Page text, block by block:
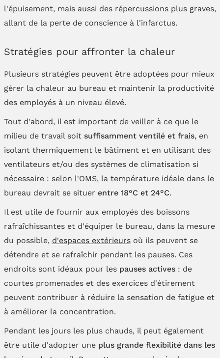
l'épuisement, mais aussi des répercussions plus graves,
allant de la perte de conscience à l'infarctus.
Stratégies pour affronter la chaleur
Plusieurs stratégies peuvent être adoptées pour mieux
gérer la chaleur au bureau et maintenir la productivité
des employés à un niveau élevé.
Tout d'abord, il est important de veiller à ce que le
milieu de travail soit suffisamment ventilé et frais, en
isolant thermiquement le bâtiment et en utilisant des
ventilateurs et/ou des systèmes de climatisation si
nécessaire : selon l'OMS, la température idéale dans le
bureau devrait se situer entre 18°C et 24°C.
Il est utile de fournir aux employés des boissons
rafraîchissantes et d'équiper le bureau, dans la mesure
du possible, d'espaces extérieursoù ils peuvent se
détendre et se rafraîchir pendant les pauses. Ces
endroits sont idéaux pour les pauses actives: de
courtes promenades et des exercices d'étirement
peuvent contribuer à réduire la sensation de fatigue et
à améliorer la concentration.
Pendant les jours les plus chauds, il peut également
être utile d'adopter une plus grande flexibilité dans les